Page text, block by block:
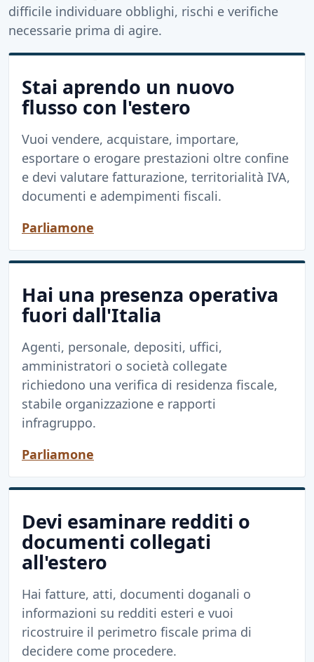
difficile individuare obblighi, rischi e verifiche
necessarie prima di agire.
Stai aprendo un nuovo
flusso con l'estero
Vuoi vendere, acquistare, importare,
esportare o erogare prestazioni oltre confine
e devi valutare fatturazione, territorialità IVA,
documenti e adempimenti fiscali.
Parliamone
Hai una presenza operativa
fuori dall'Italia
Agenti, personale, depositi, uffici,
amministratori o società collegate
richiedono una verifica di residenza fiscale,
stabile organizzazione e rapporti
infragruppo.
Parliamone
Devi esaminare redditi o
documenti collegati
all'estero
Hai fatture, atti, documenti doganali o
informazioni su redditi esteri e vuoi
ricostruire il perimetro fiscale prima di
decidere come procedere.